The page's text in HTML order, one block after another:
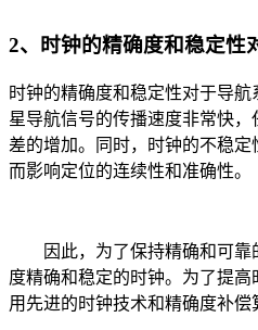
2、时钟的精确度和稳定性
时钟的精确度和稳定性对于导
星导航信号的传播速度非常快
差的增加。同时，时钟的不稳
而影响定位的连续性和准确性。
因此，为了保持精确和可靠
度精确和稳定的时钟。为了提
用先进的时钟技术和精确度补偿